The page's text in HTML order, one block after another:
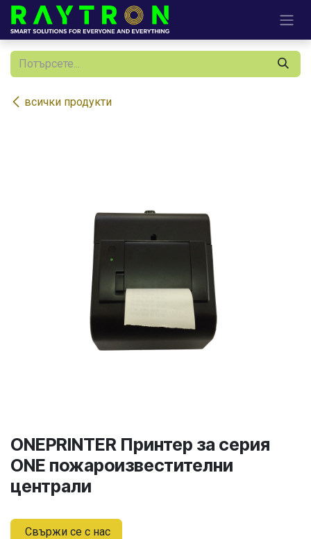
Преминете към съдържание
всички продукти
ONEPRINTER Принтер за серия
ONE пожароизвестителни
централи
Свържи се с нас